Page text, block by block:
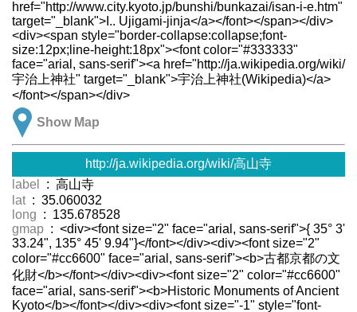
href="http://www.city.kyoto.jp/bunshi/bunkazai/isan-i-e.htm"
target="_blank">I.. Ujigami-jinja</a></font></span></div>
<div><span style="border-collapse:collapse;font-
size:12px;line-height:18px"><font color="#333333"
face="arial, sans-serif"><a href="http://ja.wikipedia.org/wiki/
宇治上神社" target="_blank">宇治上神社(Wikipedia)</a>
</font></span></div>
Show Map
http://ja.wikipedia.org/wiki/高山寺
label
: 高山寺
lat : 35.060032
long : 135.678528
gmap : <div><font size="2" face="arial, sans-serif">{ 35° 3'
33.24", 135° 45' 9.94"}</font></div><div><font size="2"
color="#cc6600" face="arial, sans-serif"><b>古都京都の文
化財</b></font></div><div><font size="2" color="#cc6600"
face="arial, sans-serif"><b>Historic Monuments of Ancient
Kyoto</b></font></div><div><font size="-1" style="font-